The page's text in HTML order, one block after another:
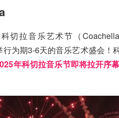
切拉音乐艺术节（
为期3-6天的音乐艺术盛会！
年科切拉音乐节即将拉开序